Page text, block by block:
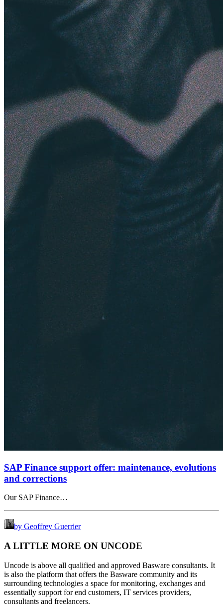
SAP Finance support offer: maintenance, evolutions
and corrections
Our SAP Finance…
by Geoffrey Guerrier
A LITTLE MORE ON UNCODE
Uncode is above all qualified and approved Basware consultants. It
is also the platform that offers the Basware community and its
surrounding technologies a space for monitoring, exchanges and
essentially support for end customers, IT services providers,
consultants and freelancers.